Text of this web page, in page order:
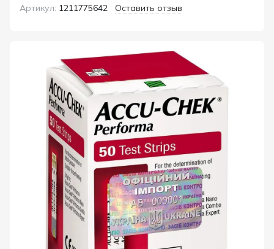
Артикул: 1211775642 Оставить отзыв